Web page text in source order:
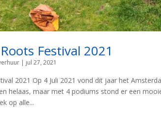
Festival 2021
| jul 27, 2021
2021 Op 4 Juli 2021 vond dit jaar het
helaas, maar met 4 podiums stond er een
op alle...